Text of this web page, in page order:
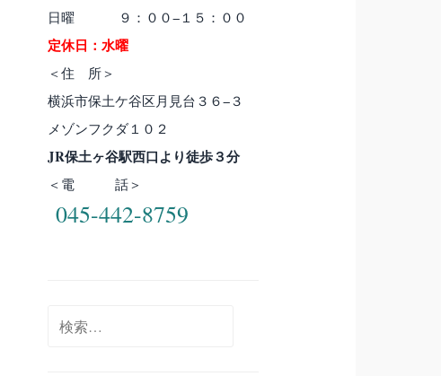
日曜 ９：００−１５：００
定休日：水曜
＜住 所＞
横浜市保土ケ谷区月見台３６−３
メゾンフクダ１０２
JR保土ヶ谷駅西口より徒歩３分
＜電 話＞
045-442-8759